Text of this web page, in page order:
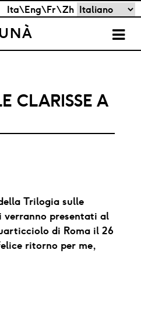
Ita\Eng\Fr\Zh Scegli
CLARISSE A
Trilogia sulle
verranno presentati al
di Roma il 26
ritorno per me,